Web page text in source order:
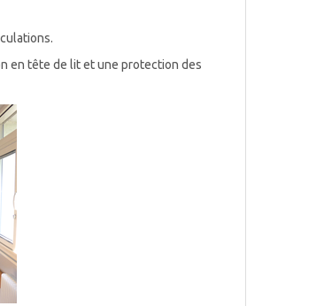
en tête de lit et une protection des